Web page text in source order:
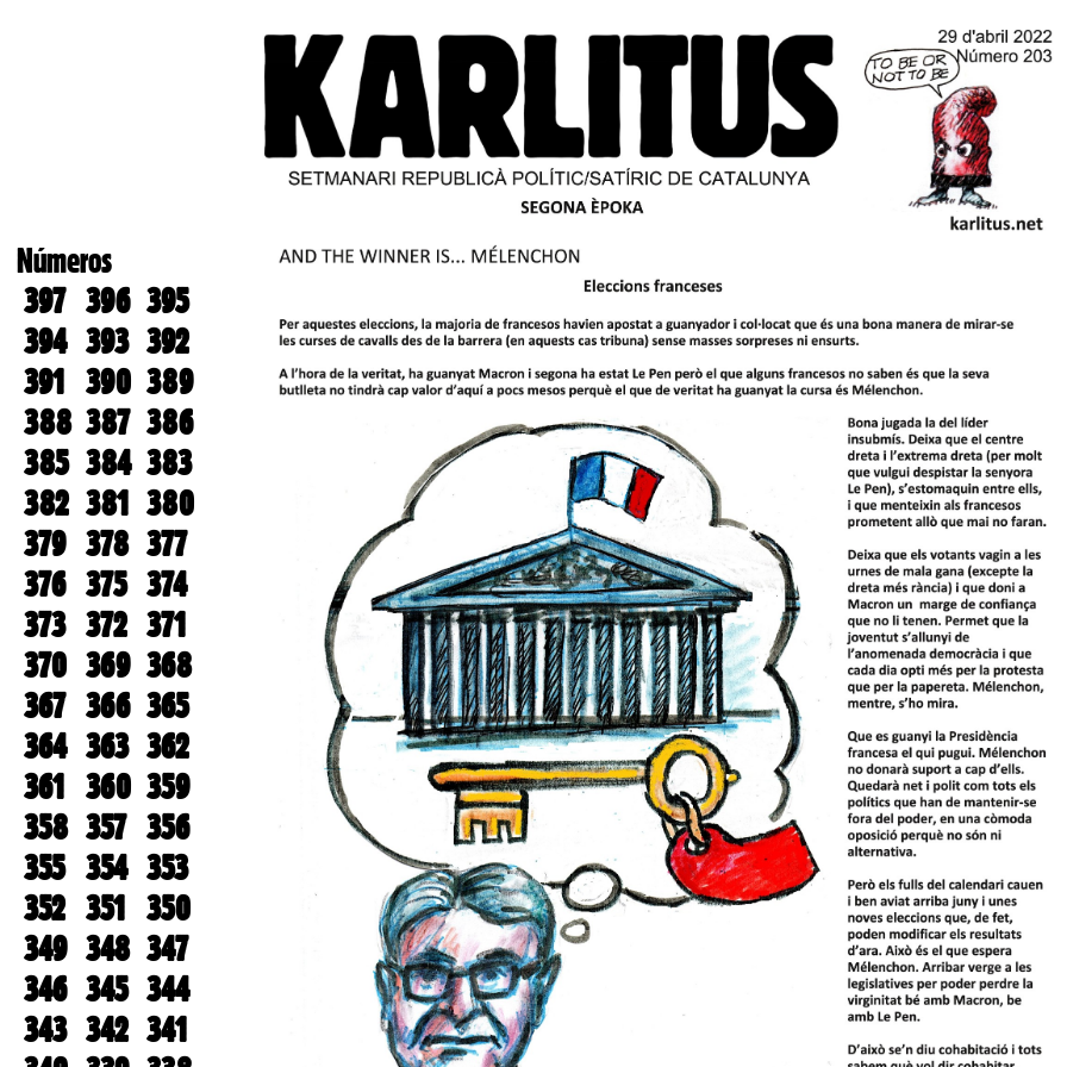
Números
397 396 395
394 393 392
391 390 389
388 387 386
385 384 383
382 381 380
379 378 377
376 375 374
373 372 371
370 369 368
367 366 365
364 363 362
361 360 359
358 357 356
355 354 353
352 351 350
349 348 347
346 345 344
343 342 341